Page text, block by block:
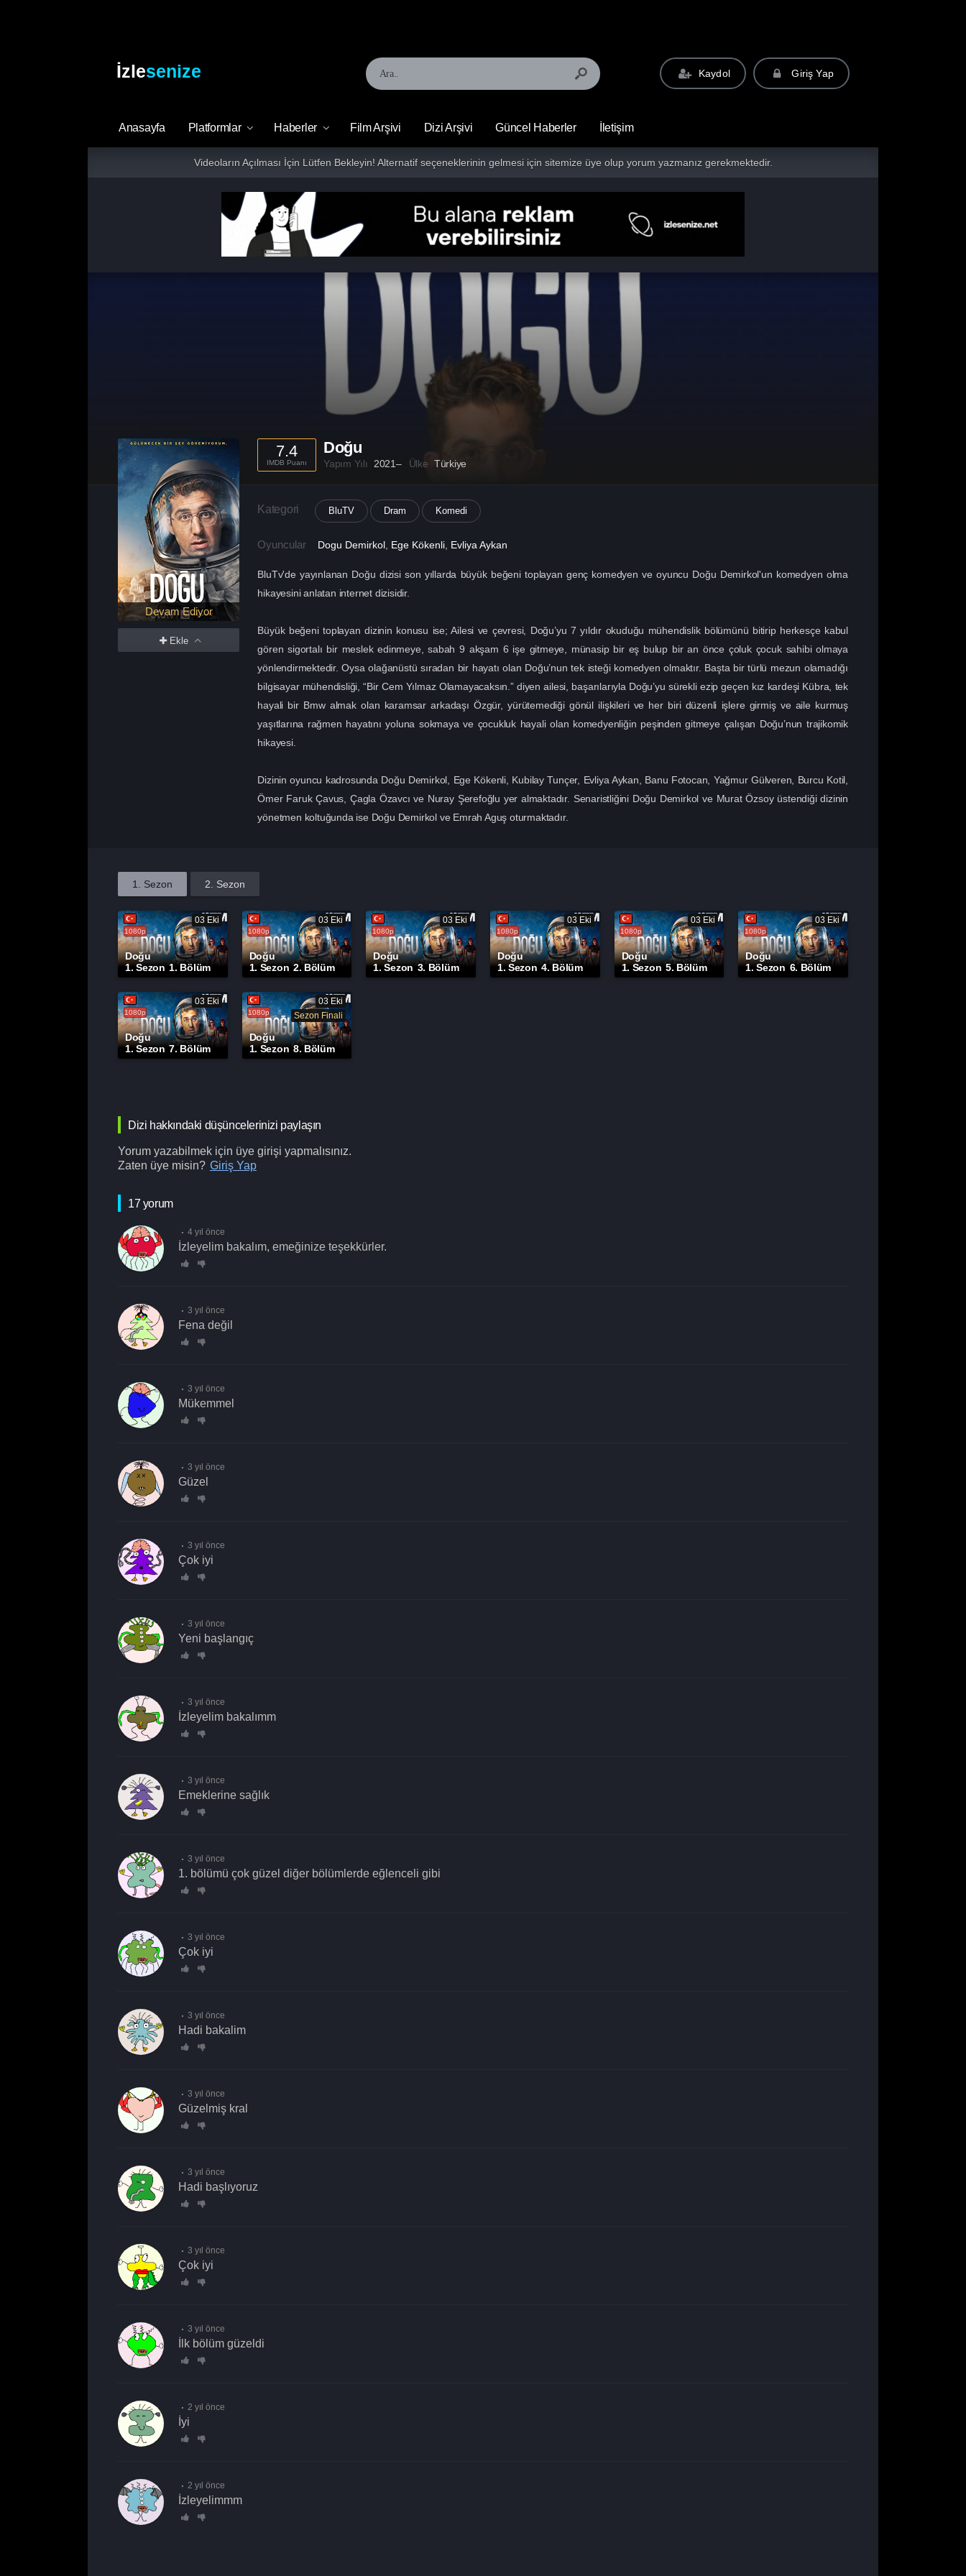
İzlesenize Kaydol Giriş Yap
Anasayfa Platformlar Haberler Film Arşivi Dizi Arşivi Güncel Haberler İletişim
Videoların Açılması İçin Lütfen Bekleyin! Alternatif seçeneklerinin gelmesi için sitemize üye olup yorum yazmanız gerekmektedir.
Devam Ediyor
Ekle
7.4
IMDB Puanı
Doğu
Yapım Yılı 2021– Ülke Türkiye
Kategori BluTV Dram Komedi
Oyuncular Dogu Demirkol Ege Kökenli Evliya Aykan
BluTv'de yayınlanan Doğu dizisi son yıllarda büyük beğeni toplayan genç komedyen ve oyuncu Doğu Demirkol'un komedyen olma
hikayesini anlatan internet dizisidir.
Büyük beğeni toplayan dizinin konusu ise; Ailesi ve çevresi, Doğu’yu 7 yıldır okuduğu mühendislik bölümünü bitirip herkesçe kabul
gören sigortalı bir meslek edinmeye, sabah 9 akşam 6 işe gitmeye, münasip bir eş bulup bir an önce çoluk çocuk sahibi olmaya
yönlendirmektedir. Oysa olağanüstü sıradan bir hayatı olan Doğu’nun tek isteği komedyen olmaktır. Başta bir türlü mezun olamadığı
bilgisayar mühendisliği, “Bir Cem Yılmaz Olamayacaksın.” diyen ailesi, başarılarıyla Doğu’yu sürekli ezip geçen kız kardeşi Kübra, tek
hayali bir Bmw almak olan karamsar arkadaşı Özgür, yürütemediği gönül ilişkileri ve her biri düzenli işlere girmiş ve aile kurmuş
yaşıtlarına rağmen hayatını yoluna sokmaya ve çocukluk hayali olan komedyenliğin peşinden gitmeye çalışan Doğu’nun trajikomik
hikayesi.
Dizinin oyuncu kadrosunda Doğu Demirkol, Ege Kökenli, Kubilay Tunçer, Evliya Aykan, Banu Fotocan, Yağmur Gülveren, Burcu Kotil,
Ömer Faruk Çavus, Çagla Özavcı ve Nuray Şerefoğlu yer almaktadır. Senaristliğini Doğu Demirkol ve Murat Özsoy üstendiği dizinin
yönetmen koltuğunda ise Doğu Demirkol ve Emrah Aguş oturmaktadır.
1. Sezon 2. Sezon
1080p
03 Eki
Doğu
1. Sezon1. Bölüm
1080p
03 Eki
Doğu
1. Sezon 2. Bölüm
1080p
03 Eki
Doğu
1. Sezon3. Bölüm
1080p
03 Eki
Doğu
1. Sezon4. Bölüm
1080p
03 Eki
Doğu
1. Sezon 5. Bölüm
1080p
03 Eki
Doğu
1. Sezon6. Bölüm
1080p
03 Eki
Doğu
1. Sezon7. Bölüm
1080p Sezon Finali
03 Eki
Doğu
1. Sezon 8. Bölüm
Dizi hakkındaki düşüncelerinizi paylaşın
Yorum yazabilmek için üye girişi yapmalısınız.
Zaten üye misin? Giriş Yap
17 yorum
4 yıl önce
İzleyelim bakalım, emeğinize teşekkürler.
3 yıl önce
fena değil
3 yıl önce
Mükemmel
3 yıl önce
güzel
3 yıl önce
çok iyi
3 yıl önce
Yeni başlangıç
3 yıl önce
izleyelim bakalımm
3 yıl önce
emeklerine sağlık
3 yıl önce
1. bölümü çok güzel diğer bölümlerde eğlenceli gibi
3 yıl önce
Çok iyi
3 yıl önce
hadi bakalim
3 yıl önce
Güzelmiş kral
3 yıl önce
Hadi başlıyoruz
3 yıl önce
çok iyi
3 yıl önce
ilk bölüm güzeldi
2 yıl önce
İyi
2 yıl önce
izleyelimmm